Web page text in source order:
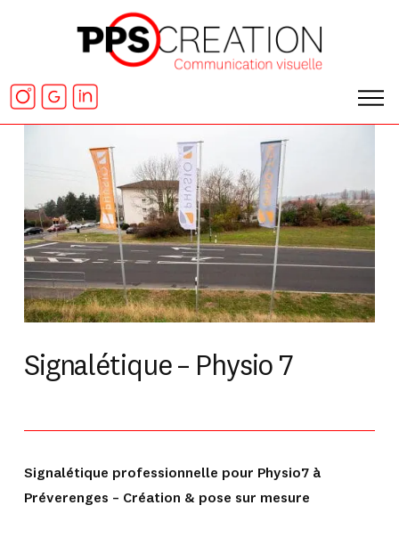
Signalétique – Physio 7
Signalétique professionnelle pour Physio7 à
Préverenges – Création & pose sur mesure